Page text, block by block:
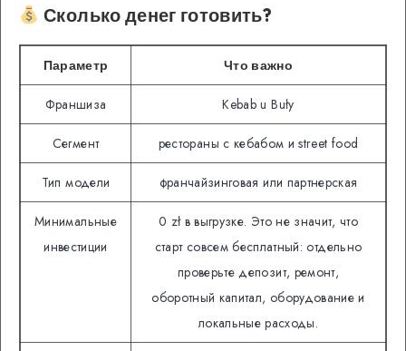
Сколько денег готовить?
Параметр Что важно
Франшиза Kebab u Buły
Сегмент рестораны с кебабом и street food
Тип модели франчайзинговая или партнерская
Минимальные
инвестиции
0 zł в выгрузке. Это не значит, что
старт совсем бесплатный: отдельно
проверьте депозит, ремонт,
оборотный капитал, оборудование и
локальные расходы.